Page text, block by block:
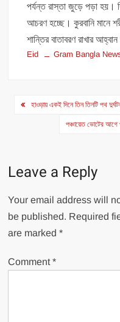
পর্যন্ত রাস্তা জুড়ে পড়া হয়।
আচরণ হচ্ছে। কুরবানি মানে
শান্তির বাতাবরণ রাখার
Eid Gram Bangla
Post
navigation
হাওড়ায় একই দিনে তিন তিনটি পথ
পঞ্চায়েত ভোটের আগে
Leave a Reply
Your email address will
be published. Required
are marked*
Comment*